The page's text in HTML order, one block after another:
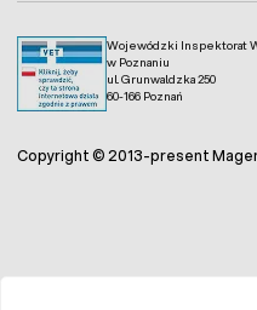
Wojewódzki Inspektorat
w Poznaniu
ul. Grunwaldzka 250
60-166 Poznań
Copyright © 2013-present